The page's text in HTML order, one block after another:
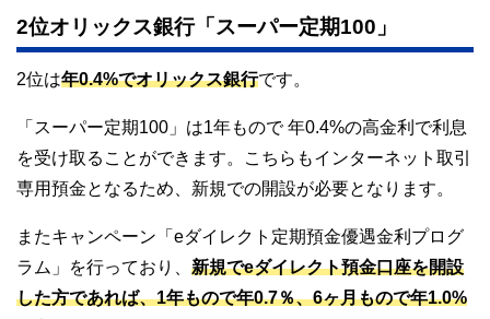
2位オリックス銀行「スーパー定期100」
2位は年0.4%でオリックス銀行です。
「スーパー定期100」は1年もので 年0.4%の高金利で利息
を受け取ることができます。こちらもインターネット取引
専用預金となるため、新規での開設が必要となります。
またキャンペーン「eダイレクト定期預金優遇金利プログ
ラム」を行っており、 新規でeダイレクト預金口座を開設
した方であれば、1年もので年0.7％、6ヶ月もので年1.0%